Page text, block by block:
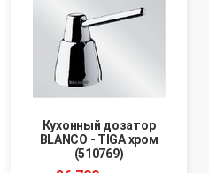
Кухонный дозатор
BLANCO - TIGA хром
(510769)